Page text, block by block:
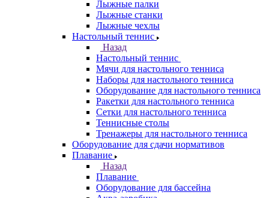
Лыжные палки
Лыжные станки
Лыжные чехлы
Настольный теннис
Назад
Настольный теннис
Мячи для настольного тенниса
Наборы для настольного тенниса
Оборудование для настольного тенниса
Ракетки для настольного тенниса
Сетки для настольного тенниса
Теннисные столы
Тренажеры для настольного тенниса
Оборудование для сдачи нормативов
Плавание
Назад
Плавание
Оборудование для бассейна